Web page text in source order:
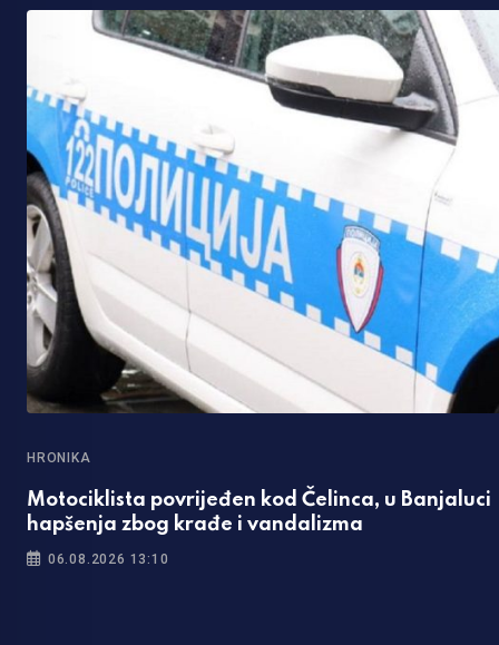
HRONIKA
Motociklista povrijeđen kod Čelinca, u Banjaluci
hapšenja zbog krađe i vandalizma
06.08.2026 13:10